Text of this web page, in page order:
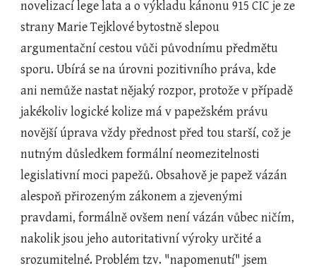
novelizací lege lata a o výkladu kánonu 915 CIC je ze
strany Marie Tejklové bytostně slepou
argumentační cestou vůči původnímu předmětu
sporu. Ubírá se na úrovni pozitivního práva, kde
ani nemůže nastat nějaký rozpor, protože v případě
jakékoliv logické kolize má v papežském právu
novější úprava vždy přednost před tou starší, což je
nutným důsledkem formální neomezitelnosti
legislativní moci papežů. Obsahově je papež vázán
alespoň přirozeným zákonem a zjevenými
pravdami, formálně ovšem není vázán vůbec ničím,
nakolik jsou jeho autoritativní výroky určité a
srozumitelné. Problém tzv. "napomenutí" jsem